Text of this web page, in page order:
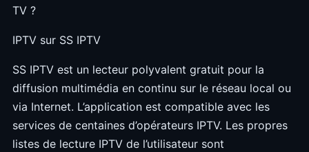
TV ?
IPTV sur SS IPTV
SS IPTV est un lecteur polyvalent gratuit pour la
diffusion multimédia en continu sur le réseau local ou
via Internet. L’application est compatible avec les
services de centaines d’opérateurs IPTV. Les propres
listes de lecture IPTV de l’utilisateur sont